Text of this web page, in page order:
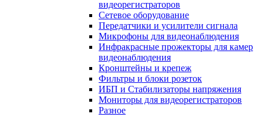
видеорегистраторов
Сетевое оборудование
Передатчики и усилители сигнала
Микрофоны для видеонаблюдения
Инфракрасные прожекторы для камер
видеонаблюдения
Кронштейны и крепеж
Фильтры и блоки розеток
ИБП и Стабилизаторы напряжения
Мониторы для видеорегистраторов
Разное